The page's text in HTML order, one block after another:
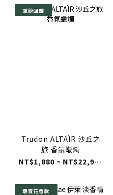
重磅回歸
Trudon ALTAÏR 沙丘之
旅 香氛蠟燭
NT$1,880 ~ NT$22,980
爆賣花香款